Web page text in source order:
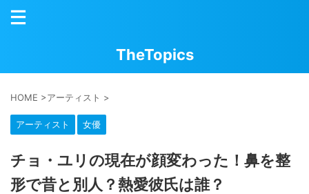
TheTopics
HOME >アーティスト >
アーティスト 女優
チョ・ユリの現在が顔変わった！鼻を整
形で昔と別人？熱愛彼氏は誰？